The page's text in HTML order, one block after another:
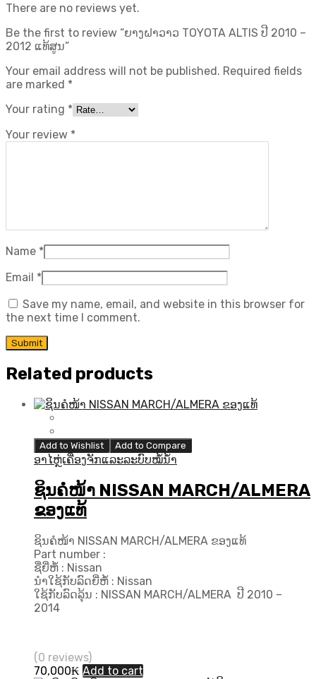
There are no reviews yet.
Be the first to review “ຍາງຝາວາວ TOYOTA ALTIS ປີ​ 2010 –
2012 ແທ້ສູນ”
Your email address will not be published. Required fields
are marked *
Your rating *
Your review *
Name *
Email *
Save my name, email, and website in this browser for
the next time I comment.
Related products
Add to Wishlist Add to Compare
ອາໄຫຼ່ເຄື່ອງຈັກແລະລະບົບໝໍ້ນ້ຳ
ຊິນຄໍໜ້າ NISSAN MARCH/ALMERA
ຂອງແທ້
ຊິນຄໍໜ້າ NISSAN MARCH/ALMERA ຂອງແທ້
Part number :
ຊື່ຍີ່ຫໍ້ : Nissan
ນຳໃຊ້ກັບລົດຍີ່ຫໍ້ : Nissan
ໃຊ້ກັບລົດລຸ້ນ : NISSAN MARCH/ALMERA ປີ 2010 –
2014
(0 reviews)
70,000₭ Add to cart